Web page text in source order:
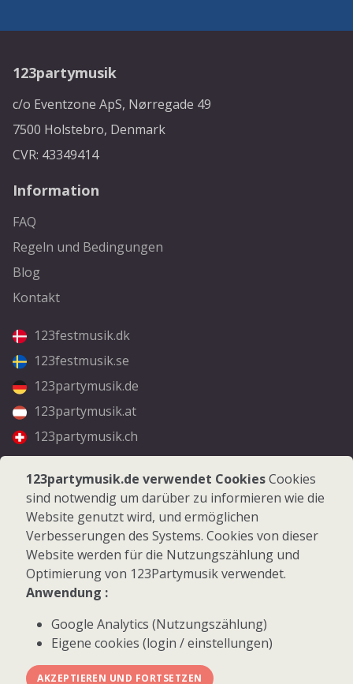
123partymusik
c/o Eventzone ApS, Nørregade 49
7500 Holstebro, Denmark
CVR: 43349414
Information
FAQ
Regeln und Bedingungen
Blog
Kontakt
123festmusik.dk
123festmusik.se
123partymusik.de
123partymusik.at
123partymusik.ch
Folgen Sie uns
Facebook
Instagram
© 2026 123Partymusik.de - Alle Rechte vorbehalten
123partymusik.de verwendet CookiesCookies
sind notwendig um darüber zu informieren wie die
Website genutzt wird, und ermöglichen
Verbesserungen des Systems. Cookies von dieser
Website werden für die Nutzungszählung und
Optimierung von 123Partymusik verwendet.
Anwendung :
Google Analytics (Nutzungszählung)
Eigene cookies (login / einstellungen)
AKZEPTIEREN UND FORTSETZEN